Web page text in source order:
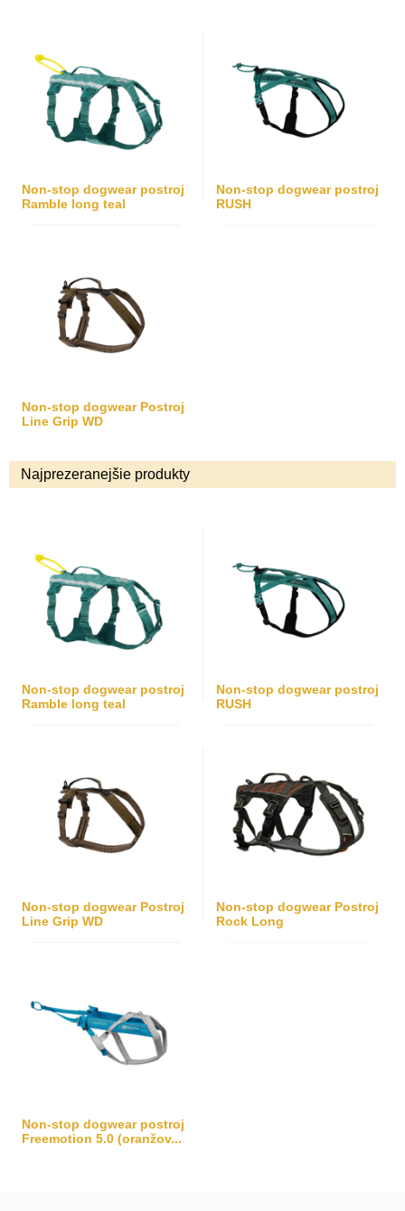
Non-stop dogwear postroj
Ramble long teal
Non-stop dogwear postroj
RUSH
Non-stop dogwear Postroj
Line Grip WD
Najprezeranejšie produkty
Non-stop dogwear postroj
Ramble long teal
Non-stop dogwear postroj
RUSH
Non-stop dogwear Postroj
Line Grip WD
Non-stop dogwear Postroj
Rock Long
Non-stop dogwear postroj
Freemotion 5.0 (oranžov...